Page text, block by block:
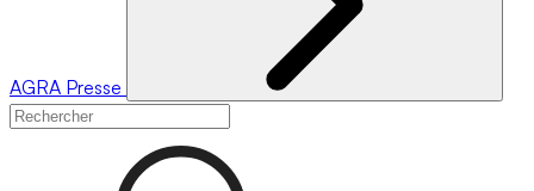
AGRA Presse